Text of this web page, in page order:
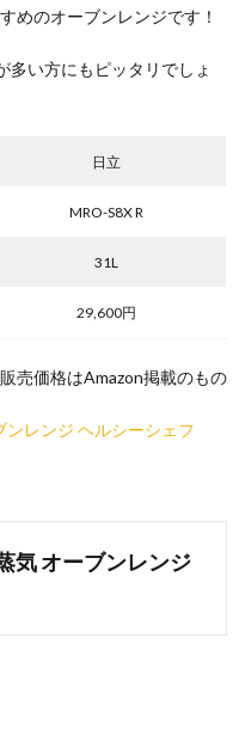
めのオーブンレンジです！
多い方にもピッタリでしょ
日立
MRO-S8X R
31L
29,600円
売価格はAmazon掲載のもの
ンレンジ ヘルシーシェフ
気 オーブンレンジ